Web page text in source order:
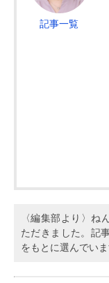
記事一覧
〈編集部より〉ね
ただきました。記
をもとに選んでいま